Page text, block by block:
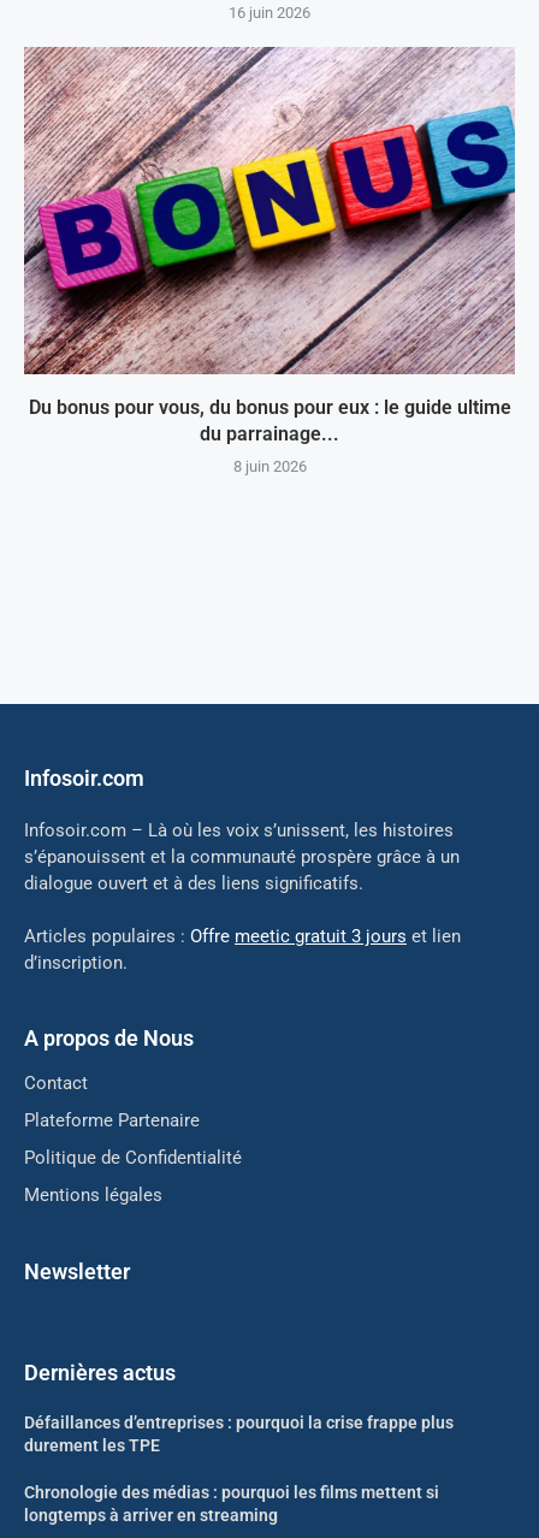
16 juin 2026
Du bonus pour vous, du bonus pour eux : le guide ultime
du parrainage...
8 juin 2026
Infosoir.com
Infosoir.com – Là où les voix s’unissent, les histoires
s’épanouissent et la communauté prospère grâce à un
dialogue ouvert et à des liens significatifs.
Articles populaires : Offre meetic gratuit 3 jours et lien
d’inscription.
A propos de Nous
Contact
Plateforme Partenaire
Politique de Confidentialité
Mentions légales
Newsletter
Dernières actus
Défaillances d’entreprises : pourquoi la crise frappe plus
durement les TPE
Chronologie des médias : pourquoi les films mettent si
longtemps à arriver en streaming